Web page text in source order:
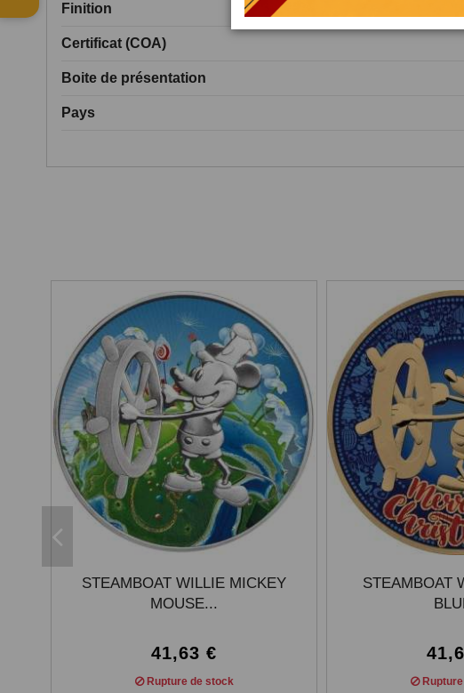
Finition
Certificat (COA)
Boite de présentation
Pays
STEAMBOAT WILLIE MICKEY
MOUSE...
41,63 €
Rupture de stock
STEAMBOAT
Rupture